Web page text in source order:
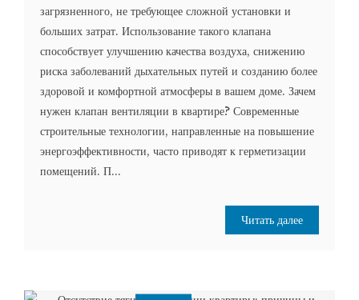
загрязненного, не требующее сложной установки и
больших затрат. Использование такого клапана
способствует улучшению качества воздуха, снижению
риска заболеваний дыхательных путей и созданию более
здоровой и комфортной атмосферы в вашем доме. Зачем
нужен клапан вентиляции в квартире? Современные
строительные технологии, направленные на повышение
энергоэффективности, часто приводят к герметизации
помещений. П...
Читать далее